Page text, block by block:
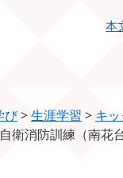
本
び>生涯学習 > キ
衛消防訓練（南花